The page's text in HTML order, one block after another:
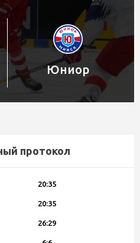
Юниор
протокол
20:35
20:35
26:29